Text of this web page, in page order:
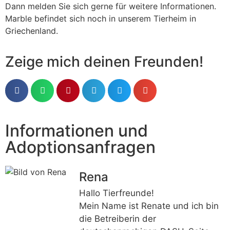
Dann melden Sie sich gerne für weitere Informationen.
Marble befindet sich noch in unserem Tierheim in
Griechenland.
Zeige mich deinen Freunden!
Informationen und
Adoptionsanfragen
Rena
Hallo Tierfreunde!
Mein Name ist Renate und ich bin
die Betreiberin der